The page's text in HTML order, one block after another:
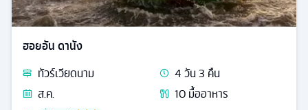
ฮอยอัน ดานัง
ทัวร์เวียดนาม 4วัน3 คืน
ส.ค.
10มื้ออาหาร